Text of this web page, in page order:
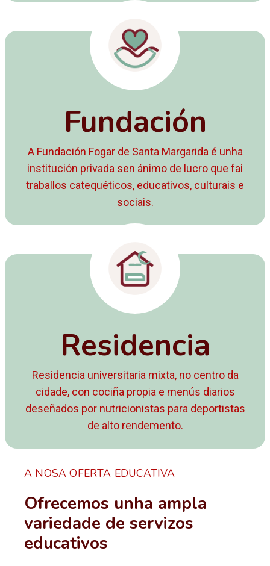
Fundación
A Fundación Fogar de Santa Margarida é unha
institución privada sen ánimo de lucro que fai
traballos catequéticos, educativos, culturais e
sociais.
Residencia
Residencia universitaria mixta, no centro da
cidade, con cociña propia e menús diarios
deseñados por nutricionistas para deportistas
de alto rendemento.
A NOSA OFERTA EDUCATIVA
Ofrecemos unha ampla
variedade de servizos
educativos